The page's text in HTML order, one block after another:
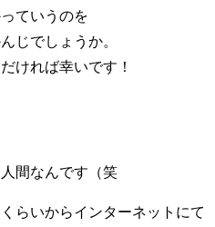
ていうのを
じでしょうか。
ければ幸いです！
間なんです（笑
らいからインターネットにて